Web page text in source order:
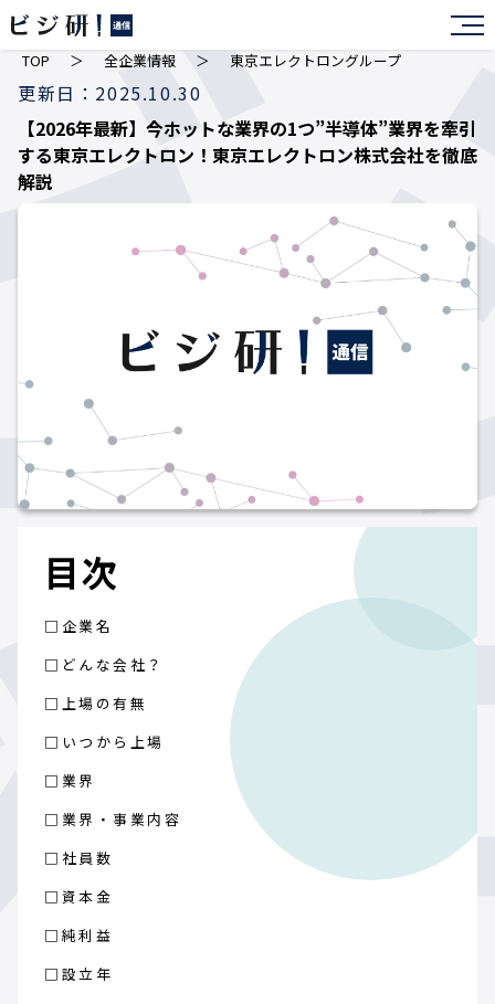
TOP ＞ 全企業情報 ＞ 東京エレクトロングループ
更新日：2025.10.30
【2026年最新】今ホットな業界の1つ”半導体”業界を牽引
する東京エレクトロン！東京エレクトロン株式会社を徹底
解説
目次
□企業名
□どんな会社？
□上場の有無
□いつから上場
□業界
□業界・事業内容
□社員数
□資本金
□純利益
□設立年